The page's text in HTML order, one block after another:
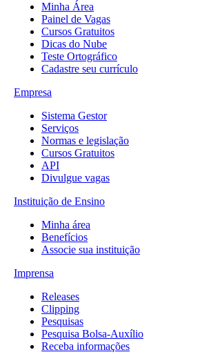
Minha Área
Painel de Vagas
Cursos Gratuitos
Dicas do Nube
Teste Ortográfico
Cadastre seu currículo
Empresa
Sistema Gestor
Serviços
Normas e legislação
Cursos Gratuitos
API
Divulgue vagas
Instituição de Ensino
Minha área
Benefícios
Associe sua instituição
Imprensa
Releases
Clipping
Pesquisas
Pesquisa Bolsa-Auxílio
Receba informações